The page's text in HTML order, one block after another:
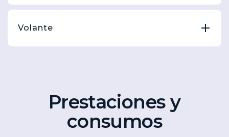
Volante
Prestaciones y
consumos